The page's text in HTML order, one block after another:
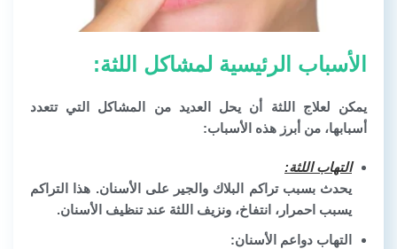
الأسباب الرئيسية لمشاكل اللثة:
يمكن لعلاج اللثة أن يحل العديد من المشاكل التي تتعدد
أسبابها، من أبرز هذه الأسباب:
التهاب اللثة:
يحدث بسبب تراكم البلاك والجير على الأسنان. هذا التراكم
يسبب احمرار، انتفاخ، ونزيف اللثة عند تنظيف الأسنان.
التهاب دواعم الأسنان: